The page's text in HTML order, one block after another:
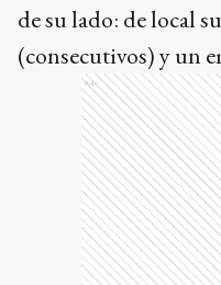
de su lado: de local
(consecutivos) y un
Ads